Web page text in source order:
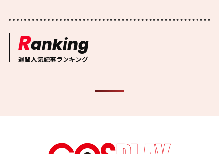
Ranking
週間人気記事ランキング